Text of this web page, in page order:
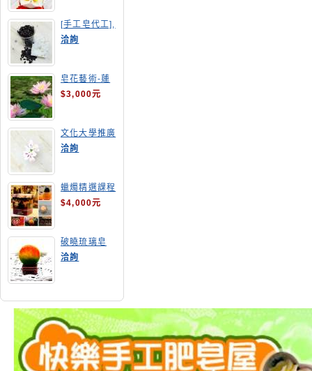
[手工皂代工],
釋迦手工皂
洽詢
皂花藝術-蓮
花
$3,000元
文化大學推廣
部高雄分部手
工皂教學
洽詢
蠟燭精選課程
$4,000元
破曉琉璃皂
洽詢